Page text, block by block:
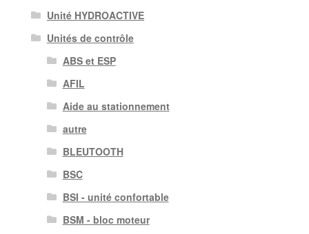
Unité HYDROACTIVE
Unités de contrôle
ABS et ESP
AFIL
Aide au stationnement
autre
BLEUTOOTH
BSC
BSI - unité confortable
BSM - bloc moteur